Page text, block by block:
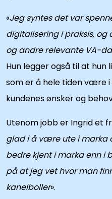
«Jeg syntes det var
digitalisering i praksis,
og andre relevante VA-
Hun legger også til at hun
som er å hele tiden være
kundenes ønsker og
Utenom jobb er Ingrid et
glad i å være ute i marka
bedre kjent i marka enn i
på at jeg vet hvor man
kanelboller».